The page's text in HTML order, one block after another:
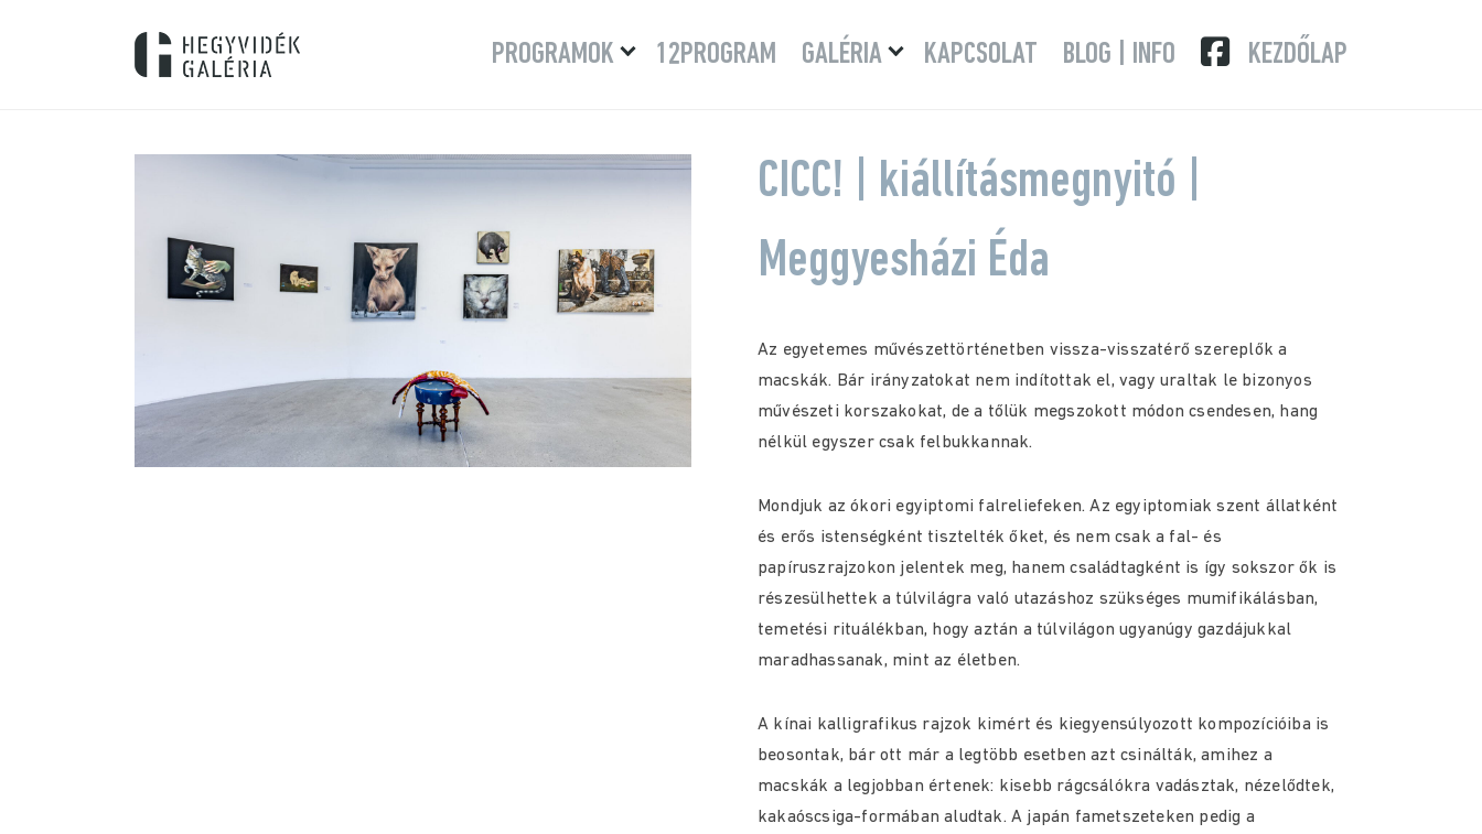
PROGRAMOK
Menü
lenyitása
12PROGRAM GALÉRIA
Menü
lenyitásaKAPCSOLAT BLOG | INFO KEZDŐLAP
CICC! | kiállításmegnyitó |
Meggyesházi Éda
Az egyetemes művészettörténetben vissza-visszatérő szereplők a
macskák. Bár irányzatokat nem indítottak el, vagy uraltak le bizonyos
művészeti korszakokat, de a tőlük megszokott módon csendesen, hang
nélkül egyszer csak felbukkannak.
Mondjuk az ókori egyiptomi falreliefeken. Az egyiptomiak szent állatként
és erős istenségként tisztelték őket, és nem csak a fal- és
papíruszrajzokon jelentek meg, hanem családtagként is így sokszor ők is
részesülhettek a túlvilágra való utazáshoz szükséges mumifikálásban,
temetési rituálékban, hogy aztán a túlvilágon ugyanúgy gazdájukkal
maradhassanak, mint az életben.
A kínai kalligrafikus rajzok kimért és kiegyensúlyozott kompozícióiba is
beosontak, bár ott már a legtöbb esetben azt csinálták, amihez a
macskák a legjobban értenek: kisebb rágcsálókra vadásztak, nézelődtek,
kakaóscsiga-formában aludtak. A japán fametszeteken pedig a